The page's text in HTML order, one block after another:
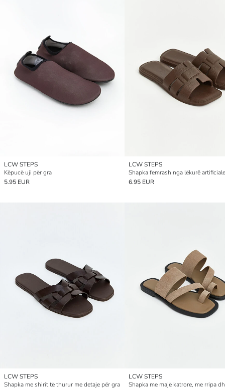
LCW STEPS
Këpucë uji për gra
5.95 EUR
LCW STEPS
Shapka femrash nga lëkurë artificiale
6.95 EUR
LCW STEPS
Shapka me shirit të thurur me detaje për gra
LCW STEPS